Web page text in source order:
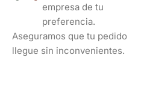
empresa de tu
preferencia.
Aseguramos que tu pedido
llegue sin inconvenientes.